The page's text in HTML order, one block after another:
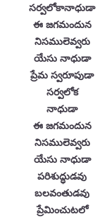
సర్వలోకానాధుడా
ఈ జగమందున
నిసములెవ్వరు
యేసు నాధుడా
ప్రేమ స్వరూపుడా
సర్వలోక
నాధుడా
ఈ జగమందున
నిసములెవ్వరు
యేసు నాధుడా
పరిశుద్ధుడవు
బలవంతుడవు
ప్రేమించుటలో